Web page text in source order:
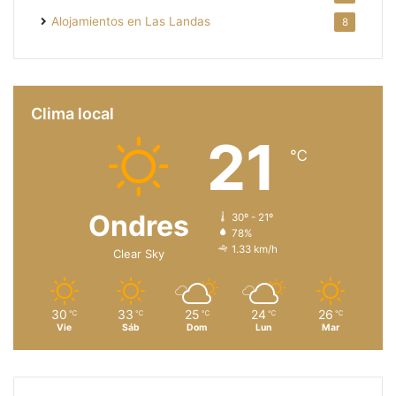
Alojamientos en Las Landas 8
Clima local
Ondres
Clear Sky
21 ℃
30º - 21º
78%
1.33 km/h
30 ℃
Vie
33 ℃
Sáb
25 ℃
Dom
24 ℃
Lun
26 ℃
Mar